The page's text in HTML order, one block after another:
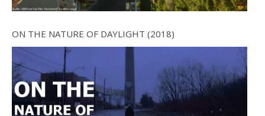
ON THE NATURE OF DAYLIGHT (2018)